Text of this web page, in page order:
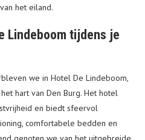
het eiland.
Lindeboom tijdens je
we in Hotel De Lindeboom,
hart van Den Burg. Het hotel
en biedt sfeervol
comfortabele bedden en